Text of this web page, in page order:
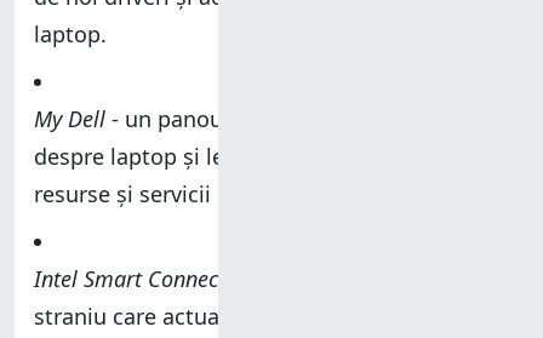
laptop.
My Dell - un panou de control cu informații
despre laptop și legături către alte unelte,
resurse și servicii Dell.
Intel Smart Connect Technology
straniu care actualizează diverse alte